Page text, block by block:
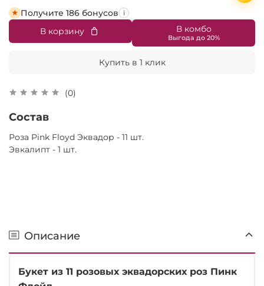
(0)
Получите 186 бонусов i
В корзину В комбо
Купить в 1 клик
Состав
Роза Pink Floyd Эквадор - 11 шт.
Эвкалипт - 1 шт.
Описание
Букет из 11 розовых эквадорских роз Пинк